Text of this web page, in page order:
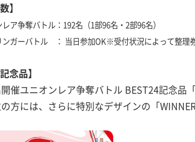
】
ア争奪バトル：192名（1部96名・2部96名）
ンガーバトル ： 当日参加OK※受付状況によって整理
念品】
催ユニオンレア争奪バトル BEST24記念品
方には、さらに特別なデザインの 「